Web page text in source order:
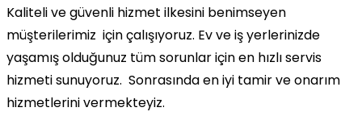
Kaliteli ve güvenli hizmet ilkesini benimseyen
müşterilerimiz için çalışıyoruz. Ev ve iş yerlerinizde
yaşamış olduğunuz tüm sorunlar için en hızlı servis
hizmeti sunuyoruz. Sonrasında en iyi tamir ve onarım
hizmetlerini vermekteyiz.